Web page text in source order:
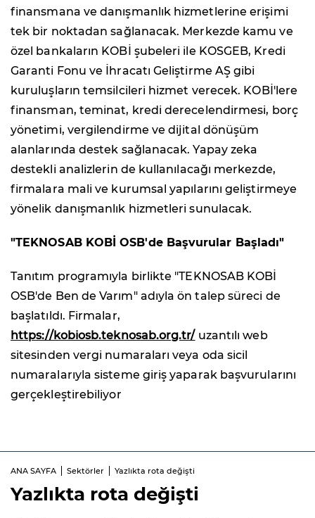
finansmana ve danışmanlık hizmetlerine erişimi
tek bir noktadan sağlanacak. Merkezde kamu ve
özel bankaların KOBİ şubeleri ile KOSGEB, Kredi
Garanti Fonu ve İhracatı Geliştirme AŞ gibi
kuruluşların temsilcileri hizmet verecek. KOBİ'lere
finansman, teminat, kredi derecelendirmesi, borç
yönetimi, vergilendirme ve dijital dönüşüm
alanlarında destek sağlanacak. Yapay zeka
destekli analizlerin de kullanılacağı merkezde,
firmalara mali ve kurumsal yapılarını geliştirmeye
yönelik danışmanlık hizmetleri sunulacak.
"TEKNOSAB KOBİ OSB'de Başvurular Başladı"
Tanıtım programıyla birlikte "TEKNOSAB KOBİ
OSB'de Ben de Varım" adıyla ön talep süreci de
başlatıldı. Firmalar,
https://kobiosb.teknosab.org.tr/ uzantılı web
sitesinden vergi numaraları veya oda sicil
numaralarıyla sisteme giriş yaparak başvurularını
gerçekleştirebiliyor
ANA SAYFA Sektörler Yazlıkta rota değişti
Yazlıkta rota değişti